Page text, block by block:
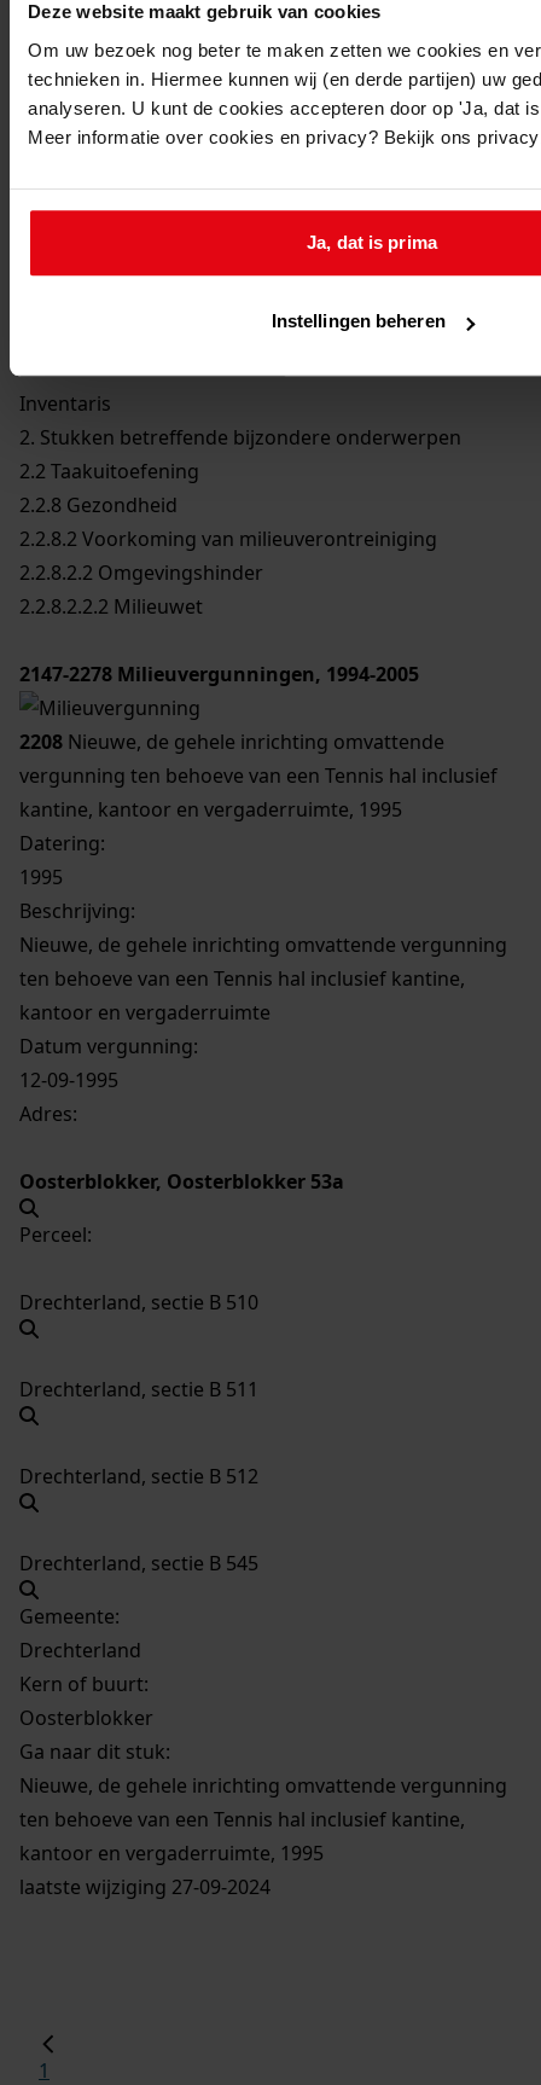
Deze website maakt gebruik van cookies
Om uw bezoek nog beter te maken zetten we cookies en
technieken in. Hiermee kunnen wij (en derde partijen) uw
analyseren. U kunt de cookies accepteren door op 'Ja, dat
Meer informatie over cookies en privacy? Bekijk ons
Ja, dat is prima
Instellingen beheren
Inventaris
2. Stukken betreffende bijzondere onderwerpen
2.2 Taakuitoefening
2.2.8 Gezondheid
2.2.8.2 Voorkoming van milieuverontreiniging
2.2.8.2.2 Omgevingshinder
2.2.8.2.2.2 Milieuwet
2147-2278 Milieuvergunningen, 1994-2005
2208 Nieuwe, de gehele inrichting omvattende
vergunning ten behoeve van een Tennis hal inclusief
kantine, kantoor en vergaderruimte, 1995
Datering:
1995
Beschrijving:
Nieuwe, de gehele inrichting omvattende vergunning
ten behoeve van een Tennis hal inclusief kantine,
kantoor en vergaderruimte
Datum vergunning:
12-09-1995
Adres:
Oosterblokker, Oosterblokker 53a
Perceel:
Drechterland, sectie B 510
Drechterland, sectie B 511
Drechterland, sectie B 512
Drechterland, sectie B 545
Gemeente:
Drechterland
Kern of buurt:
Oosterblokker
Ga naar dit stuk:
Nieuwe, de gehele inrichting omvattende vergunning
ten behoeve van een Tennis hal inclusief kantine,
kantoor en vergaderruimte, 1995
laatste wijziging 27-09-2024
1